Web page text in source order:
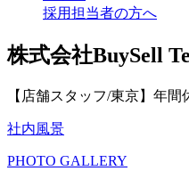
採用担当者の方へ
株式会社BuySell
【店舗スタッフ/東京】年
社内風景
PHOTO GALLERY